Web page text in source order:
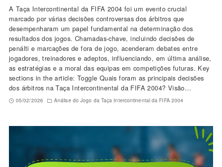
A Taça Intercontinental da FIFA 2004 foi um evento crucial
marcado por várias decisões controversas dos árbitros que
desempenharam um papel fundamental na determinação dos
resultados dos jogos. Chamadas-chave, incluindo decisões de
penálti e marcações de fora de jogo, acenderam debates entre
jogadores, treinadores e adeptos, influenciando, em última análise,
as estratégias e a moral das equipas em competições futuras. Key
sections in the article: Toggle Quais foram as principais decisões
dos árbitros na Taça Intercontinental da FIFA 2004? Visão…
05/02/2026 Análise do Jogo da Taça Intercontinental da FIFA 2004